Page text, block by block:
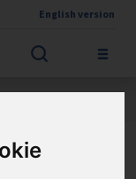
English version
Gryko